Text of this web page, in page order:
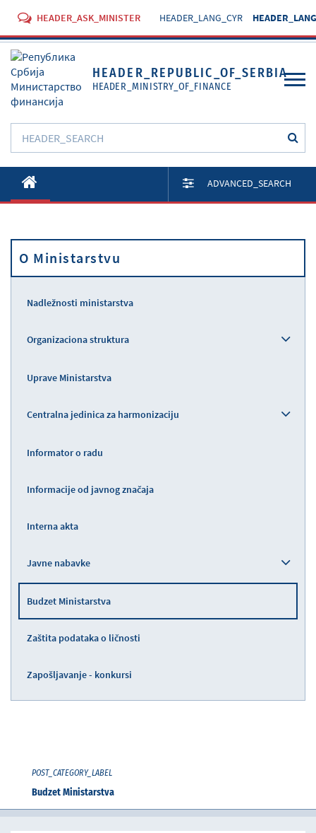
HEADER_ASK_MINISTER HEADER_LANG_CYR
HEADER_REPUBLIC_OF_SERBIA
HEADER_MINISTRY_OF_FINANCE
O Ministarstvu
Aktivnosti
Propisi
ADVANCED_SEARCH
O Ministarstvu
Nadležnosti ministarstva
Organizaciona struktura
Uprave Ministarstva
Centralna jedinica za harmonizaciju
Informator o radu
Informacije od javnog značaja
Interna akta
Javne nabavke
Budzet Ministarstva
Zaštita podataka o ličnosti
Zapošljavanje - konkursi
POST_CATEGORY_LABEL
Budzet Ministarstva